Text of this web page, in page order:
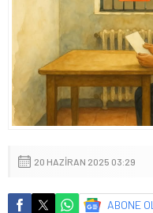
20 HAZIRAN 2025 03:29
ABONE OL